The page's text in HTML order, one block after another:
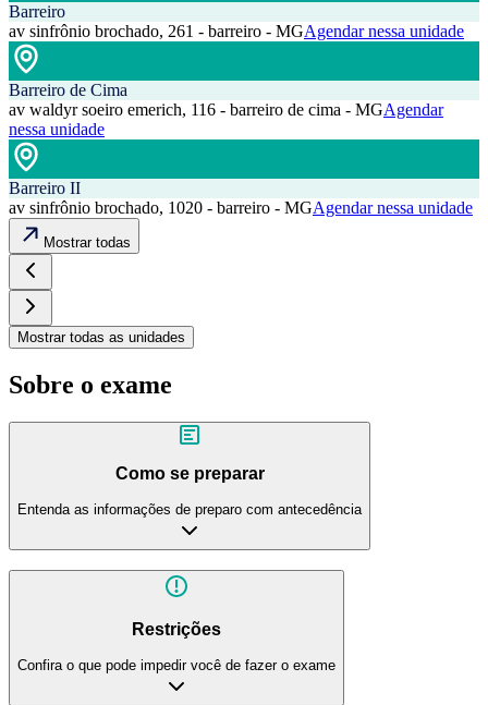
Barreiro
av sinfrônio brochado, 261 - barreiro - MGAgendar nessa unidade
Barreiro de Cima
av waldyr soeiro emerich, 116 - barreiro de cima - MGAgendar
nessa unidade
Barreiro II
av sinfrônio brochado, 1020 - barreiro - MGAgendar nessa unidade
Mostrar todas
Mostrar todas as unidades
Sobre o exame
Como se preparar
Entenda as informações de preparo com antecedência
Restrições
Confira o que pode impedir você de fazer o exame